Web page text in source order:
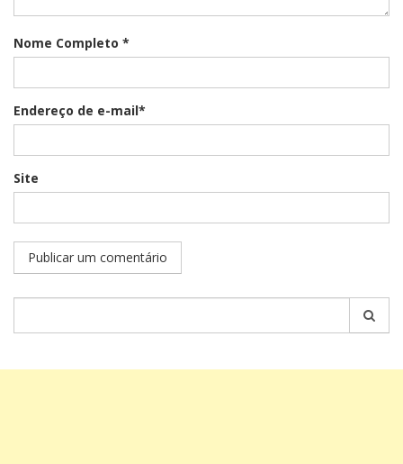
Nome Completo *
Endereço de e-mail*
Site